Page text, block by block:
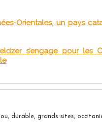
Orientales, un pays
s’engage pour les
, durable, grands sites,